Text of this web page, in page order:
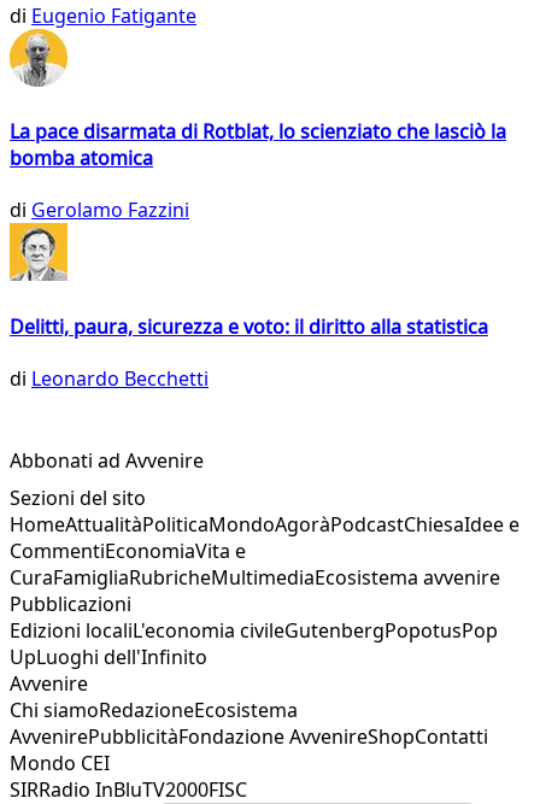
di Eugenio Fatigante
La pace disarmata di Rotblat, lo scienziato che lasciò la
bomba atomica
di Gerolamo Fazzini
Delitti, paura, sicurezza e voto: il diritto alla statistica
di Leonardo Becchetti
Abbonati ad Avvenire
Sezioni del sito
HomeAttualitàPoliticaMondoAgoràPodcastChiesaIdee e
CommentiEconomiaVita e
CuraFamigliaRubricheMultimediaEcosistema avvenire
Pubblicazioni
Edizioni localiL'economia civileGutenbergPopotusPop
UpLuoghi dell'Infinito
Avvenire
Chi siamoRedazioneEcosistema
AvvenirePubblicitàFondazione AvvenireShopContatti
Mondo CEI
SIRRadio InBluTV2000FISC